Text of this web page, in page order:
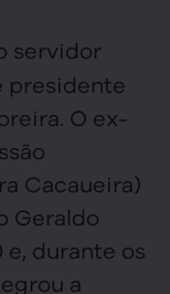
servidor
presidente
O ex-
Cacaueira)
Geraldo
e, durante os
a